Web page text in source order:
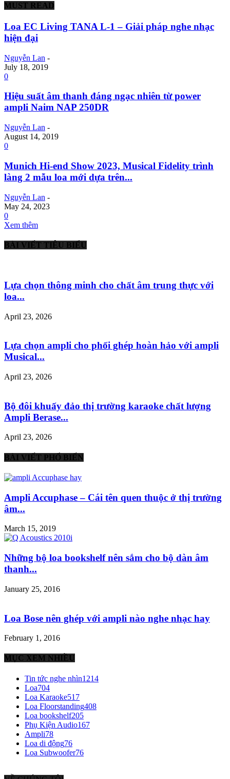
MUST READ
Loa EC Living TANA L-1 – Giải pháp nghe nhạc
hiện đại
Nguyễn Lan -
July 18, 2019
0
Hiệu suất âm thanh đáng ngạc nhiên từ power
ampli Naim NAP 250DR
Nguyễn Lan -
August 14, 2019
0
Munich Hi-end Show 2023, Musical Fidelity trình
làng 2 mẫu loa mới dựa trên...
Nguyễn Lan -
May 24, 2023
0
Xem thêm
BÀI VIẾT TIÊU BIỂU
Lựa chọn thông minh cho chất âm trung thực với
loa...
April 23, 2026
Lựa chọn ampli cho phối ghép hoàn hảo với ampli
Musical...
April 23, 2026
Bộ đôi khuấy đảo thị trường karaoke chất lượng
Ampli Berase...
April 23, 2026
BÀI VIẾT PHỔ BIẾN
Ampli Accuphase – Cái tên quen thuộc ở thị trường
âm...
March 15, 2019
Những bộ loa bookshelf nên sắm cho bộ dàn âm
thanh...
January 25, 2016
Loa Bose nên ghép với ampli nào nghe nhạc hay
February 1, 2016
MỤC XEM NHIỀU
Tin tức nghe nhìn1214
Loa704
Loa Karaoke517
Loa Floorstanding408
Loa bookshelf205
Phụ Kiện Audio167
Ampli78
Loa di động76
Loa Subwoofer76